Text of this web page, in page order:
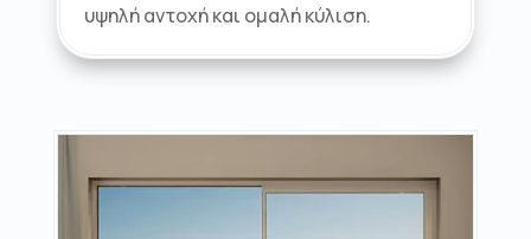
υψηλή αντοχή και ομαλή κύλιση.